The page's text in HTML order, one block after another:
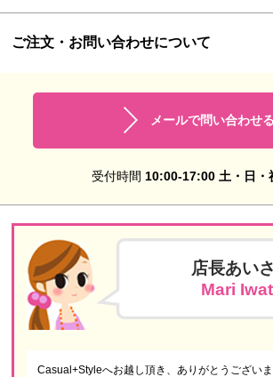
ご注文・お問い合わせについて
メールで問い合わせる
受付時間 10:00-17:00 土・日・
店長あい
Mari
Casual+Styleへお越し頂き、ありがとうござい